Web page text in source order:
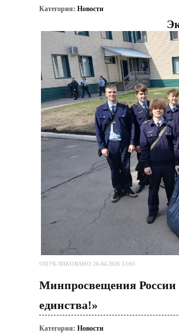
Категория: Новости
ОПУБЛИКОВАНО 28.04.2026 13:03
Минпросвещения
единства!»
Категория: Новости